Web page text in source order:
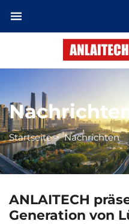
Startseite>Nachrichten
ANLAITECH
Generation von